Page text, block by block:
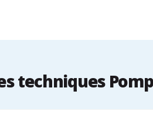
techniques